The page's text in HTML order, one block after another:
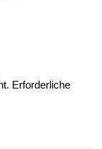
Erforderliche